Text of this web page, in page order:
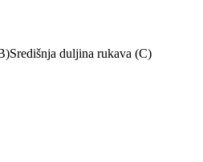
Središnja duljina rukava (C)